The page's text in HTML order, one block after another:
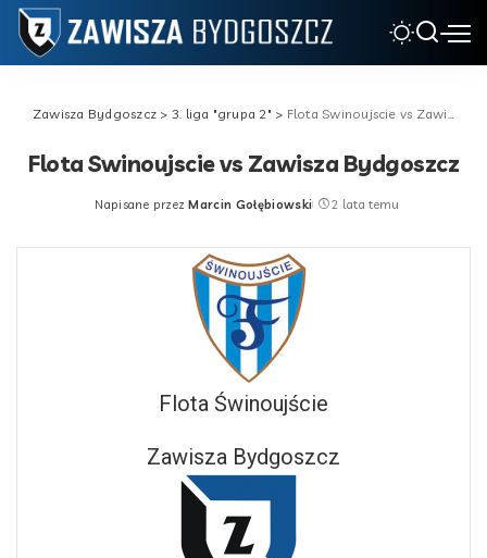
Zawisza Bydgoszcz > 3. liga "grupa 2" > Flota Swinoujscie vs Zawisza Bydgoszcz
Flota Swinoujscie vs Zawisza Bydgoszcz
Posted
Napisane przez Marcin Gołębiowski 2 lata temu
Flota Świnoujście
Zawisza Bydgoszcz